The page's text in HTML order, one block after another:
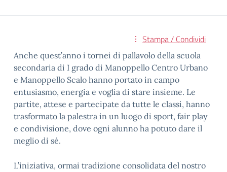
Stampa / Condividi
Anche quest’anno i tornei di pallavolo della scuola
secondaria di I grado di Manoppello Centro Urbano
e Manoppello Scalo hanno portato in campo
entusiasmo, energia e voglia di stare insieme. Le
partite, attese e partecipate da tutte le classi, hanno
trasformato la palestra in un luogo di sport, fair play
e condivisione, dove ogni alunno ha potuto dare il
meglio di sé.
L’iniziativa, ormai tradizione consolidata del nostro